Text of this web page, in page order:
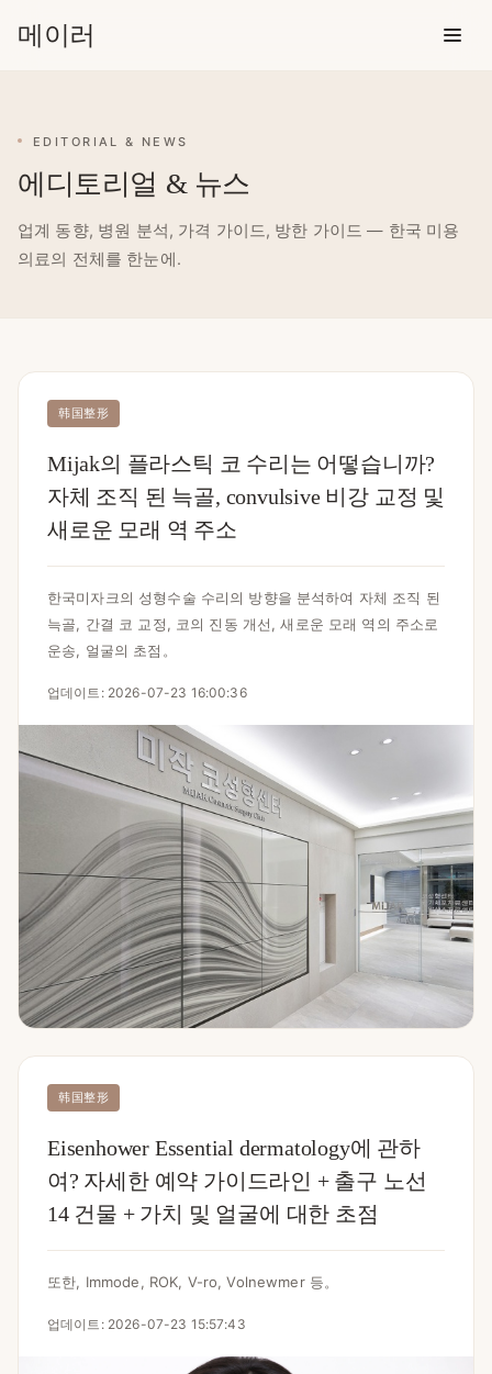
메이러
EDITORIAL & NEWS
에디토리얼 & 뉴스
업계 동향, 병원 분석, 가격 가이드, 방한 가이드 — 한국 미용
의료의 전체를 한눈에.
韩国整形
Mijak의 플라스틱 코 수리는 어떻습니까?
자체 조직 된 늑골, convulsive 비강 교정 및
새로운 모래 역 주소
한국미자크의 성형수술 수리의 방향을 분석하여 자체 조직 된
늑골, 간결 코 교정, 코의 진동 개선, 새로운 모래 역의 주소로
운송, 얼굴의 초점。
업데이트: 2026-07-23 16:00:36
韩国整形
Eisenhower Essential dermatology에 관하
여? 자세한 예약 가이드라인 + 출구 노선
14 건물 + 가치 및 얼굴에 대한 초점
또한, Immode, ROK, V-ro, Volnewmer 등。
업데이트: 2026-07-23 15:57:43